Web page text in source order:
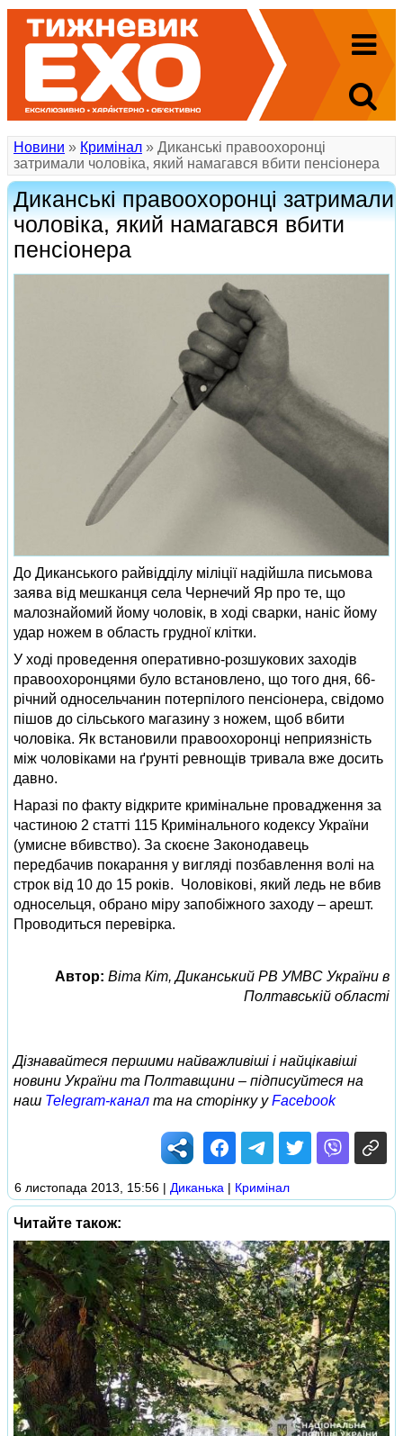
Новини » Кримінал » Диканські правоохоронці
затримали чоловіка, який намагався вбити пенсіонера
Диканські правоохоронці затримали
чоловіка, який намагався вбити
пенсіонера
До Диканського райвідділу міліції надійшла письмова
заява від мешканця села Чернечий Яр про те, що
малознайомий йому чоловік, в ході сварки, наніс йому
удар ножем в область грудної клітки.
У ході проведення оперативно-розшукових заходів
правоохоронцями було встановлено, що того дня, 66-
річний односельчанин потерпілого пенсіонера, свідомо
пішов до сільського магазину з ножем, щоб вбити
чоловіка. Як встановили правоохоронці неприязність
між чоловіками на ґрунті ревнощів тривала вже досить
давно.
Наразі по факту відкрите кримінальне провадження за
частиною 2 статті 115 Кримінального кодексу України
(умисне вбивство). За скоєне Законодавець
передбачив покарання у вигляді позбавлення волі на
строк від 10 до 15 років. Чоловікові, який ледь не вбив
односельця, обрано міру запобіжного заходу – арешт.
Проводиться перевірка.
Автор: Віта Кіт, Диканський РВ УМВС України в
Полтавській області
Дізнавайтеся першими найважливіші і найцікавіші
новини України та Полтавщини – підписуйтеся на
наш Telegram-канал та на сторінку уFacebook
6 листопада 2013, 15:56 | Диканька | Кримінал
Читайте також: